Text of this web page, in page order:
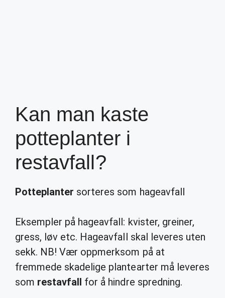
Kan man kaste
potteplanter i
restavfall?
Potteplanter sorteres som hageavfall
Eksempler på hageavfall: kvister, greiner,
gress, løv etc. Hageavfall skal leveres uten
sekk. NB! Vær oppmerksom på at
fremmede skadelige plantearter må leveres
som restavfall for å hindre spredning.